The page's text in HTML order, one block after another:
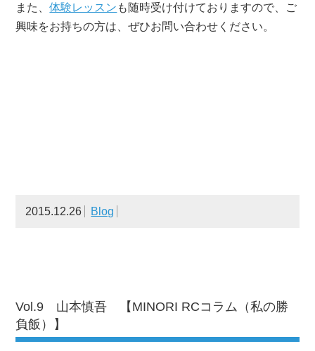
また、体験レッスン も随時受け付けておりますので、ご
興味をお持ちの方は、ぜひお問い合わせください。
2015.12.26 Blog
Vol.9 山本慎吾 【MINORI RCコラム（私の勝
負飯）】